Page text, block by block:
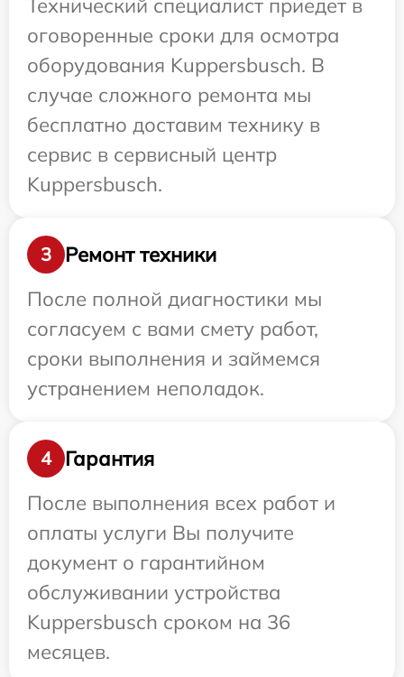
Технический специалист приедет в
оговоренные сроки для осмотра
оборудования Kuppersbusch. В
случае сложного ремонта мы
бесплатно доставим технику в
сервис в сервисный центр
Kuppersbusch.
3
Ремонт техники
После полной диагностики мы
согласуем с вами смету работ,
сроки выполнения и займемся
устранением неполадок.
4
Гарантия
После выполнения всех работ и
оплаты услуги Вы получите
документ о гарантийном
обслуживании устройства
Kuppersbusch сроком на 36
месяцев.